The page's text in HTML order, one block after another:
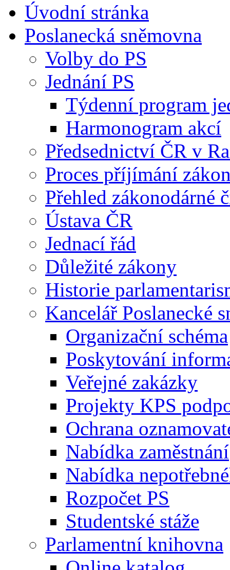
Úvodní stránka
Poslanecká sněmovna
Volby do PS
Jednání PS
Týdenní program
Harmonogram akcí
Předsednictví ČR v
Proces příjímání
Přehled zákonodárné
Ústava ČR
Jednací řád
Důležité zákony
Historie
Kancelář Poslanecké
Organizační schéma
Poskytování
Veřejné zakázky
Projekty KPS
Ochrana
Nabídka zaměstnání
Nabídka
Rozpočet PS
Studentské stáže
Parlamentní knihovna